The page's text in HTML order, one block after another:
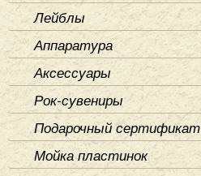
Лейблы
Аппаратура
Аксессуары
Рок-сувениры
Подарочный сертификат
Мойка пластинок